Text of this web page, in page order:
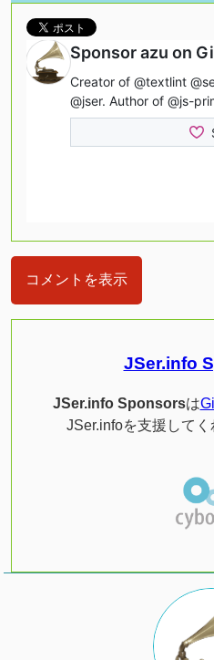
コメントを表示
JSer.info
JSer.info Sponsorsは
JSer.infoを支援してく